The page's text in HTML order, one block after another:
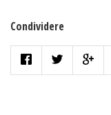
Condividere